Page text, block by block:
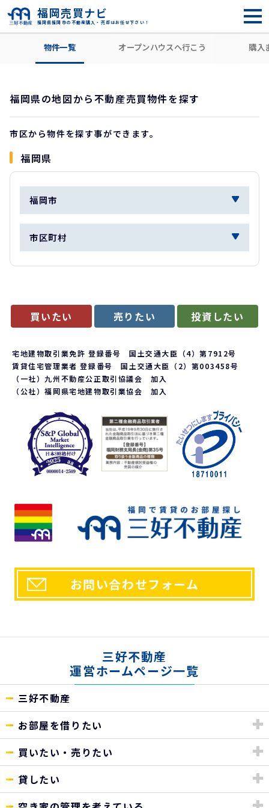
福岡県福岡市の不動産購入・売却はお任せ下さい！
福岡売買ナビ
地図から探す
物件一覧 オープンハウスへ行こう 購入
福岡県の地図から不動産売買物件を探す
市区から物件を探す事ができます。
福岡県
福岡市
市区町村
買いたい 売りたい 投資したい
宅地建物取引業免許 登録番号 国土交通大臣（4）第7912号
賃貸住宅管理業者 登録番号 国土交通大臣（2）第003458号
（一社）九州不動産公正取引協議会 加入
（公社）福岡県宅地建物取引業協会 加入
お問い合わせフォーム
三好不動産
運営ホームページ一覧
三好不動産
お部屋を借りたい
買いたい・売りたい
貸したい